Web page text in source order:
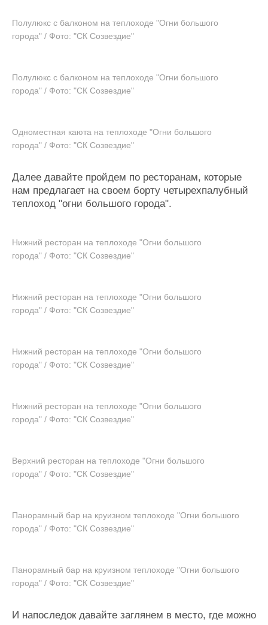
Полулюкс с балконом на теплоходе "Огни большого
города" / Фото: "СК Созвездие"
Полулюкс с балконом на теплоходе "Огни большого
города" / Фото: "СК Созвездие"
Одноместная каюта на теплоходе "Огни большого
города" / Фото: "СК Созвездие"
Далее давайте пройдем по ресторанам, которые
нам предлагает на своем борту четырехпалубный
теплоход "огни большого города".
Нижний ресторан на теплоходе "Огни большого
города" / Фото: "СК Созвездие"
Нижний ресторан на теплоходе "Огни большого
города" / Фото: "СК Созвездие"
Нижний ресторан на теплоходе "Огни большого
города" / Фото: "СК Созвездие"
Нижний ресторан на теплоходе "Огни большого
города" / Фото: "СК Созвездие"
Верхний ресторан на теплоходе "Огни большого
города" / Фото: "СК Созвездие"
Панорамный бар на круизном теплоходе "Огни большого
города" / Фото: "СК Созвездие"
Панорамный бар на круизном теплоходе "Огни большого
города" / Фото: "СК Созвездие"
И напоследок давайте заглянем в место, где можно